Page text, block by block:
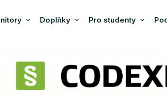
Doplňky Pro studenty